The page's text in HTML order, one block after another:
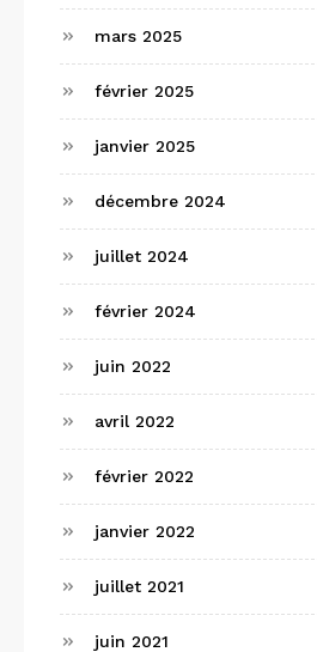
mars 2025
février 2025
janvier 2025
décembre 2024
juillet 2024
février 2024
juin 2022
avril 2022
février 2022
janvier 2022
juillet 2021
juin 2021